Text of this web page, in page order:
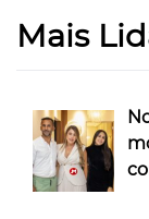
Mais